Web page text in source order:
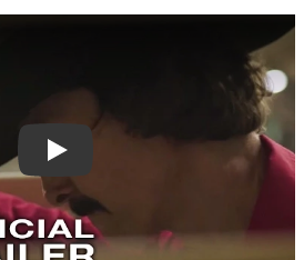
Смотреть трейлер